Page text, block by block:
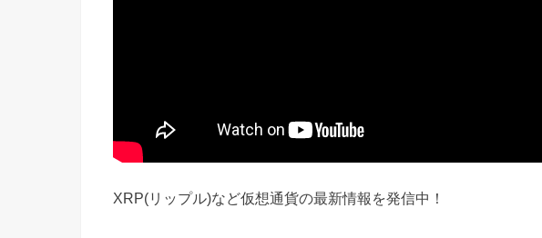
XRP(リップル)など仮想通貨の最新情報を発信中！